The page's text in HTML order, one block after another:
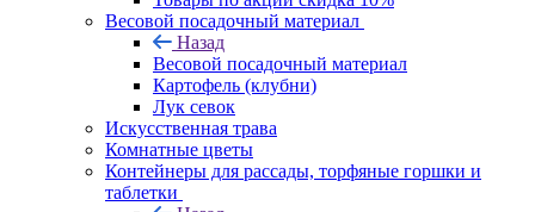
Весовой посадочный материал
Назад
Весовой посадочный материал
Картофель (клубни)
Лук севок
Искусственная трава
Комнатные цветы
Контейнеры для рассады, торфяные горшки и
таблетки